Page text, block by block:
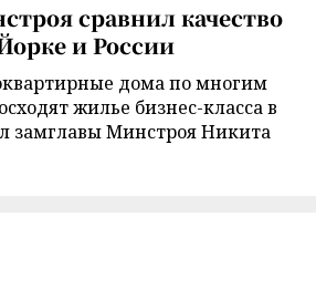
сравнил качество
и России
дома по многим
жилье бизнес-класса в
замглавы Минстроя Никита